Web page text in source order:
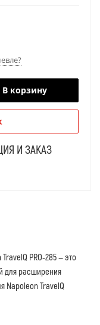
В корзину
И ЗАКАЗ
PRO-285 — это
для расширения
Napoleon TravelQ